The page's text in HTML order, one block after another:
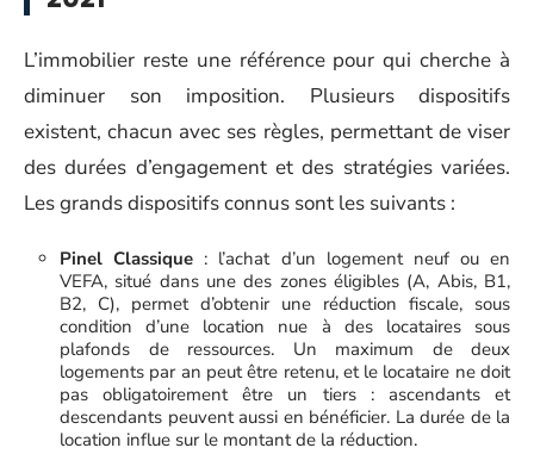
L’immobilier reste une référence pour qui cherche à
diminuer son imposition. Plusieurs dispositifs
existent, chacun avec ses règles, permettant de viser
des durées d’engagement et des stratégies variées.
Les grands dispositifs connus sont les suivants :
Pinel Classique : l’achat d’un logement neuf ou en
VEFA, situé dans une des zones éligibles (A, Abis, B1,
B2, C), permet d’obtenir une réduction fiscale, sous
condition d’une location nue à des locataires sous
plafonds de ressources. Un maximum de deux
logements par an peut être retenu, et le locataire ne doit
pas obligatoirement être un tiers : ascendants et
descendants peuvent aussi en bénéficier. La durée de la
location influe sur le montant de la réduction.